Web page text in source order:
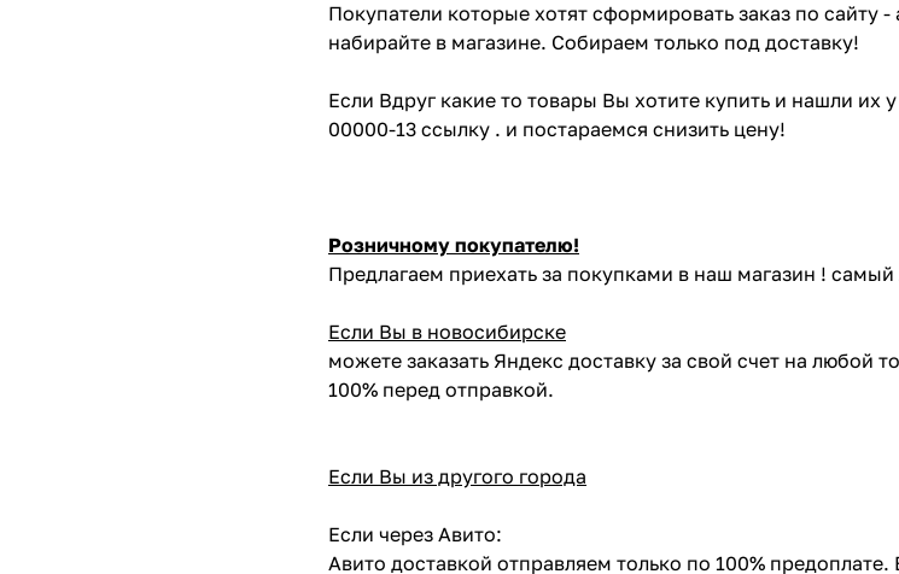
Покупатели которые хотят сформировать заказ по сайту
набирайте в магазине. Собираем только под доставку!
Если Вдруг какие то товары Вы хотите купить и нашли
00000-13 ссылку . и постараемся снизить цену!
Розничному покупателю!
Предлагаем приехать за покупками в наш магазин !
Если Вы в новосибирске
можете заказать Яндекс доставку за свой счет на
100% перед отправкой.
Если Вы из другого города
Если через Авито:
Авито доставкой отправляем только по 100%